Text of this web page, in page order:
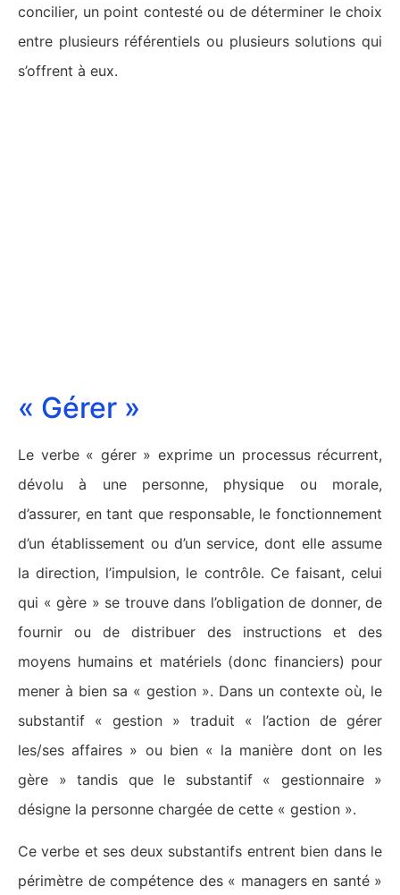
concilier, un point contesté ou de déterminer le choix
entre plusieurs référentiels ou plusieurs solutions qui
s’offrent à eux.
« Gérer »
Le verbe « gérer » exprime un processus récurrent,
dévolu à une personne, physique ou morale,
d’assurer, en tant que responsable, le fonctionnement
d’un établissement ou d’un service, dont elle assume
la direction, l’impulsion, le contrôle. Ce faisant, celui
qui « gère » se trouve dans l’obligation de donner, de
fournir ou de distribuer des instructions et des
moyens humains et matériels (donc financiers) pour
mener à bien sa « gestion ». Dans un contexte où, le
substantif « gestion » traduit « l’action de gérer
les/ses affaires » ou bien « la manière dont on les
gère » tandis que le substantif « gestionnaire »
désigne la personne chargée de cette « gestion ».
Ce verbe et ses deux substantifs entrent bien dans le
périmètre de compétence des « managers en santé »